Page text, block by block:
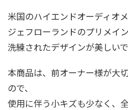
米国のハイエンドオーディオメ
ジェフローランドのプリメイン
洗練されたデザインが美しいで
本商品は、前オーナー様が大
ので、
使用に伴う小キズも少なく、